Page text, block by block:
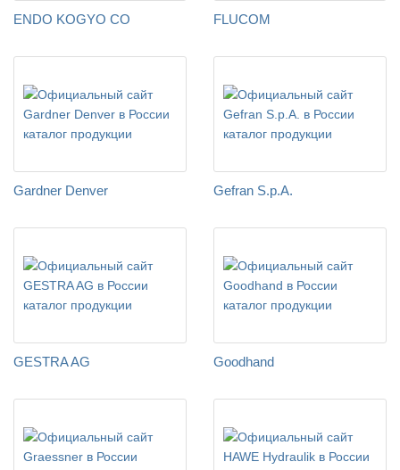
ENDO KOGYO CO FLUCOM
Gardner Denver Gefran S.p.A.
GESTRA AG Goodhand